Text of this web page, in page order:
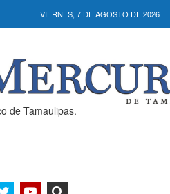
VIERNES, 7 DE AGOSTO DE 2026
de Tamaulipas.